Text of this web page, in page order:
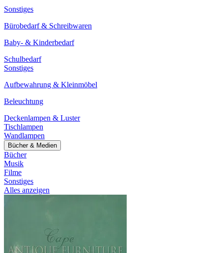
Sonstiges
Bürobedarf & Schreibwaren
Baby- & Kinderbedarf
Schulbedarf
Sonstiges
Aufbewahrung & Kleinmöbel
Beleuchtung
Deckenlampen & Luster
Tischlampen
Wandlampen
Bücher & Medien
Bücher
Musik
Filme
Sonstiges
Alles anzeigen